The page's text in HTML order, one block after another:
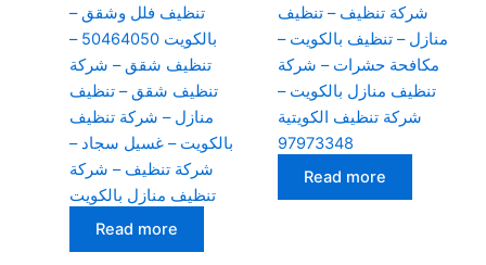
تنظيف فلل وشقق –
بالكويت 50464050 –
تنظيف شقق – شركة
تنظيف شقق – تنظيف
منازل – شركة تنظيف
بالكويت – غسيل سجاد –
شركة تنظيف – شركة
تنظيف منازل بالكويت
Read more
شركة تنظيف – تنظيف
منازل – تنظيف بالكويت –
مكافحة حشرات – شركة
تنظيف منازل بالكويت –
شركة تنظيف الكويتية
97973348
Read more